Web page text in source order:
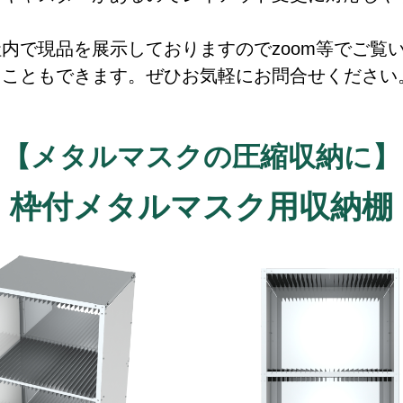
で現品を展示しておりますのでzoom等でご覧
ともできます。ぜひお気軽にお問合せください
【メタルマスクの圧縮収納に】
枠付メタルマスク用収納棚